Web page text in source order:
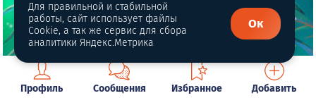
Профиль Сообщения Избранное Добавить
Для правильной и стабильной
работы, сайт использует файлы
Cookie, а так же сервис для сбора
аналитики Яндекс.Метрика
Ок